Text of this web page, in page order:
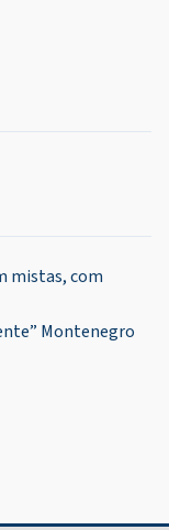
mistas, com
Montenegro